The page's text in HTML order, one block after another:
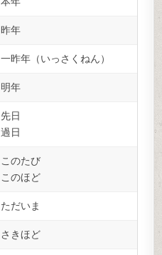
昨年
一昨年（いっさくねん）
明年
先日
過日
このたび
このほど
ただいま
さきほど